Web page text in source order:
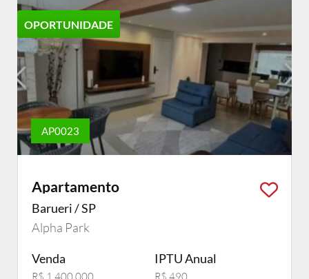
OPORTUNIDADE
AP0023
Apartamento
Barueri / SP
Alpha Park
Venda IPTU Anual